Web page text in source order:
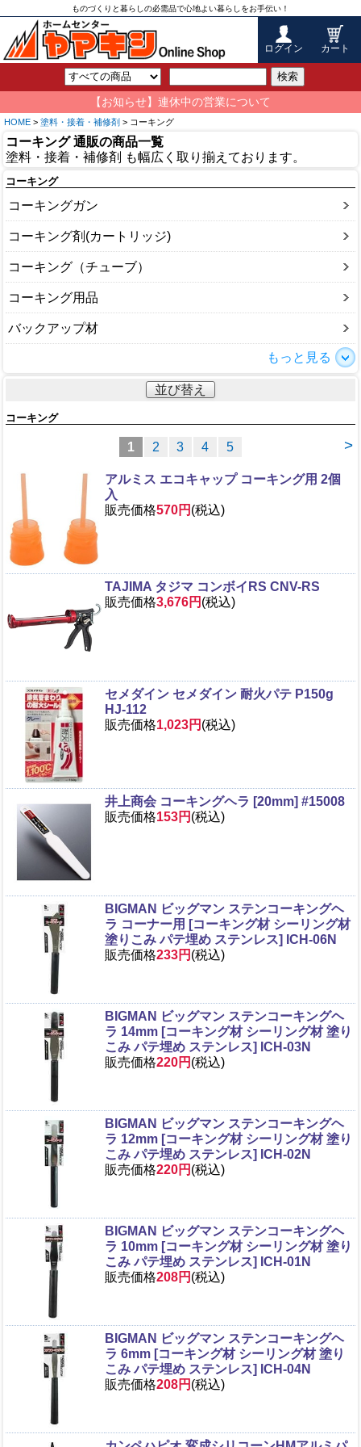
ものづくりと暮らしの必需品で心地よい暮らしをお手伝い！
ログイン カート
検索
【お知らせ】連休中の営業について
HOME > 塗料・接着・補修剤 > コーキング
コーキング 通販の商品一覧
塗料・接着・補修剤 も幅広く取り揃えております。
コーキング
コーキングガン
コーキング剤(カートリッジ)
コーキング（チューブ）
コーキング用品
バックアップ材
もっと見る
並び替え
コーキング
>
1 2 3 4 5
アルミス エコキャップ コーキング用 2個
入
販売価格570円 (税込)
TAJIMA タジマ コンボイRS CNV-RS
販売価格3,676円 (税込)
セメダイン セメダイン 耐火パテ P150g
HJ-112
販売価格1,023円 (税込)
井上商会 コーキングヘラ [20mm] #15008
販売価格153円 (税込)
BIGMAN ビッグマン ステンコーキングヘ
ラ コーナー用 [コーキング材 シーリング材
塗りこみ パテ埋め ステンレス] ICH-06N
販売価格233円 (税込)
BIGMAN ビッグマン ステンコーキングヘ
ラ 14mm [コーキング材 シーリング材 塗り
こみ パテ埋め ステンレス] ICH-03N
販売価格220円 (税込)
BIGMAN ビッグマン ステンコーキングヘ
ラ 12mm [コーキング材 シーリング材 塗り
こみ パテ埋め ステンレス] ICH-02N
販売価格220円 (税込)
BIGMAN ビッグマン ステンコーキングヘ
ラ 10mm [コーキング材 シーリング材 塗り
こみ パテ埋め ステンレス] ICH-01N
販売価格208円 (税込)
BIGMAN ビッグマン ステンコーキングヘ
ラ 6mm [コーキング材 シーリング材 塗り
こみ パテ埋め ステンレス] ICH-04N
販売価格208円 (税込)